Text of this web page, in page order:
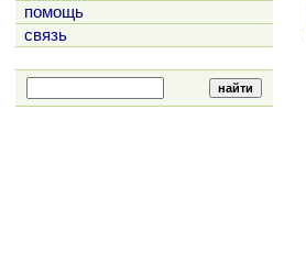
помощь
связь